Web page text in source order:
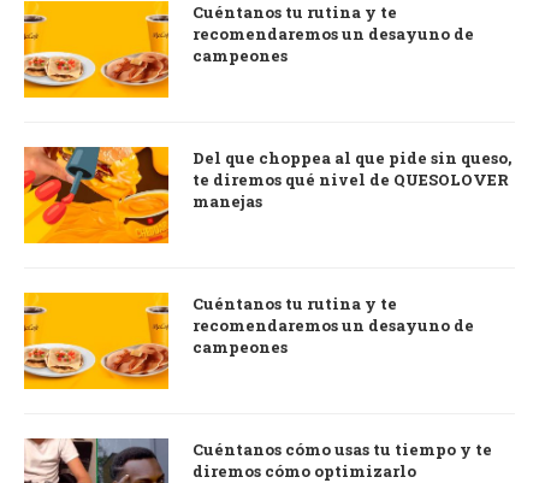
Cuéntanos tu rutina y te
recomendaremos un desayuno de
campeones
Del que choppea al que pide sin queso,
te diremos qué nivel de QUESOLOVER
manejas
Cuéntanos tu rutina y te
recomendaremos un desayuno de
campeones
Cuéntanos cómo usas tu tiempo y te
diremos cómo optimizarlo